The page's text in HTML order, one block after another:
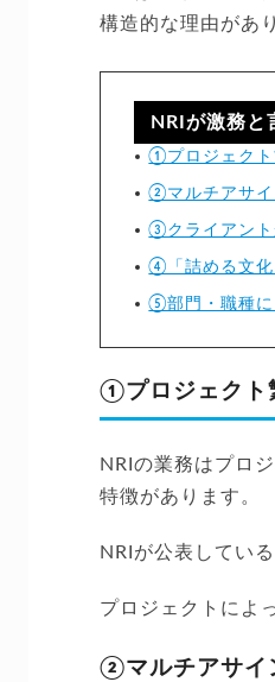
構造的な理由があ
NRIが激務と
①プロジェクト
②マルチアサイ
③クライアント
④「詰める文化
⑤部門・職種に
①プロジェクト
NRIの業務はプロ
特徴があります。
NRIが公表してい
プロジェクトによ
②マルチアサイ